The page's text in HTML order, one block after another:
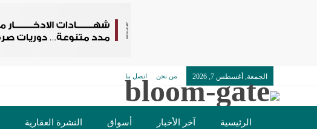
الجمعة, أغسطس 7, 2026 من نحن اتصل بنا
الرئيسية آخر الأخبار أسواق النشرة العقارية